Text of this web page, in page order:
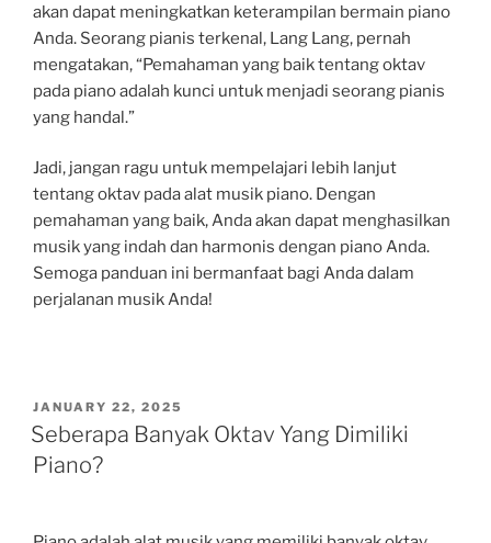
akan dapat meningkatkan keterampilan bermain piano
Anda. Seorang pianis terkenal, Lang Lang, pernah
mengatakan, “Pemahaman yang baik tentang oktav
pada piano adalah kunci untuk menjadi seorang pianis
yang handal.”
Jadi, jangan ragu untuk mempelajari lebih lanjut
tentang oktav pada alat musik piano. Dengan
pemahaman yang baik, Anda akan dapat menghasilkan
musik yang indah dan harmonis dengan piano Anda.
Semoga panduan ini bermanfaat bagi Anda dalam
perjalanan musik Anda!
POSTED
ON
JANUARY 22, 2025
Seberapa Banyak Oktav Yang Dimiliki
Piano?